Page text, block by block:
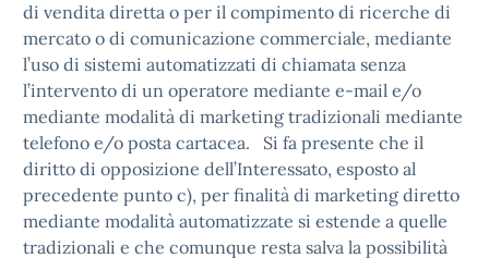
di vendita diretta o per il compimento di ricerche di
mercato o di comunicazione commerciale, mediante
l’uso di sistemi automatizzati di chiamata senza
l’intervento di un operatore mediante e-mail e/o
mediante modalità di marketing tradizionali mediante
telefono e/o posta cartacea. Si fa presente che il
diritto di opposizione dell’Interessato, esposto al
precedente punto c), per finalità di marketing diretto
mediante modalità automatizzate si estende a quelle
tradizionali e che comunque resta salva la possibilità